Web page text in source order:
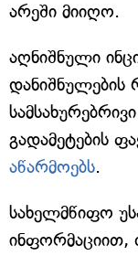
არეში მიიღო.
აღნიშნული
დანიშნულების
გადამეტების
აწარმოებს.
სახელმწიფო
ინფორმაციით,